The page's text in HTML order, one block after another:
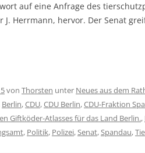
auf eine Anfrage des
J. Herrmann, hervor. Der Senat
von Thorsten unter Neues aus dem
Berlin,CDU,CDU Berlin,CDU-Fraktion
Giftköder-Atlasses für das Land Berlin.,
, Politik, Polizei,Senat,Spandau,